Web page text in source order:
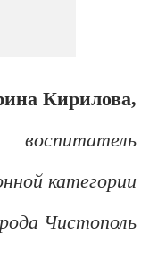
Кирилова,
воспитатель
категории
Чистополь